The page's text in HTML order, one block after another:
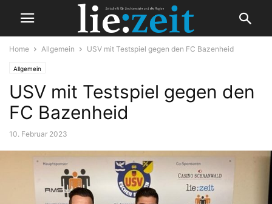
Home Allgemein USV mit Testspiel gegen den FC Bazenheid
Allgemein
USV mit Testspiel gegen den
FC Bazenheid
10. Februar 2023